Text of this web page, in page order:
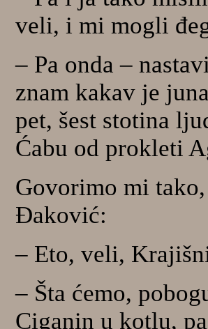
veli, i mi mogli
– Pa onda –
znam kakav je
pet, šest stotina
Ćabu od prokleti
Govorimo mi
Đaković:
– Eto, veli,
– Šta ćemo,
Ciganin u kotlu,